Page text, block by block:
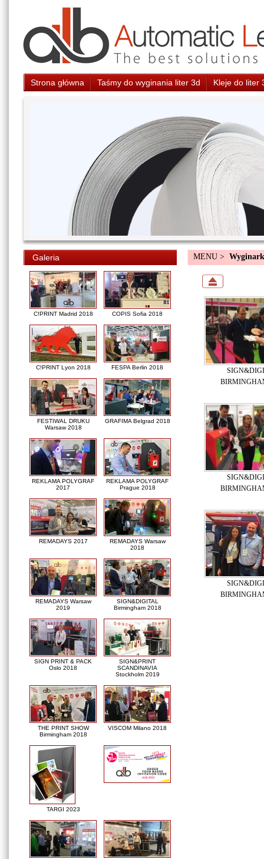
Strona główna Taśmy do wyginania liter 3d Kleje do liter
Galeria
C!PRINT Madrid 2018 COPIS Sofia 2018
C!PRINT Lyon 2018 FESPA Berlin 2018
FESTIWAL DRUKU
Warsaw 2018
GRAFIMA Belgrad 2018
REKLAMA POLYGRAF
2017
REKLAMA POLYGRAF
Prague 2018
REMADAYS 2017
REMADAYS Warsaw
2018
REMADAYS Warsaw
2019
SIGN&DIGITAL
Birmingham 2018
SIGN PRINT & PACK
Oslo 2018
SIGN&PRINT
SCANDINAVIA
Stockholm 2019
THE PRINT SHOW
Birmingham 2018
VISCOM Milano 2018
TARGI 2023
MENU >